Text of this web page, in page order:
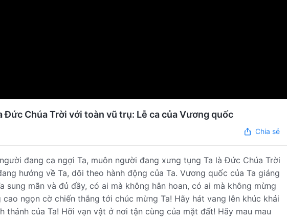
Chúa Trời với toàn vũ trụ: Lễ ca của Vương quốc
Chia sẻ
đang ca ngợi Ta, muôn người đang xưng tụng Ta là Đức Chúa Trời
hướng về Ta, dõi theo hành động của Ta. Vương quốc của Ta giáng
sung mãn và đủ đầy, có ai mà không hân hoan, có ai mà không mừng
ngọn cờ chiến thắng tới chúc mừng Ta! Hãy hát vang lên khúc khải
thánh của Ta! Hỡi vạn vật ở nơi tận cùng của mặt đất! Hãy mau mau